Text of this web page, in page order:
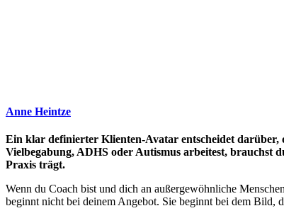
Anne Heintze
Ein klar definierter Klienten-Avatar entscheidet darüber,
Vielbegabung, ADHS oder Autismus arbeitest, brauchst
Praxis trägt.
Wenn du Coach bist und dich an außergewöhnliche
beginnt nicht bei deinem Angebot. Sie beginnt bei dem Bild,